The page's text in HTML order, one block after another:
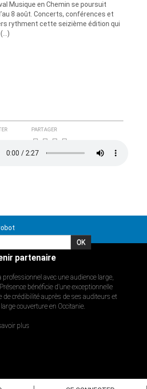
Musique en Chemin se poursuit
8 août. Concerts, conférences et
rythment cette seizième édition qui
PARTAGER
partenaire
professionnel avec une audience large,
bénéficie d’une exceptionnelle
de crédibilité auprès de ses auditeurs et
large couverture en Occitanie.
plus